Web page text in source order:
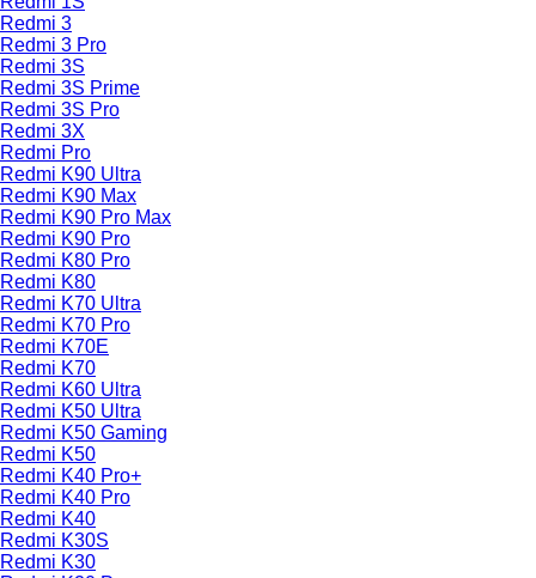
Redmi 3
Redmi 3 Pro
Redmi 3S
Redmi 3S Prime
Redmi 3S Pro
Redmi 3X
Redmi Pro
Redmi K90 Ultra
Redmi K90 Max
Redmi K90 Pro Max
Redmi K90 Pro
Redmi K80 Pro
Redmi K80
Redmi K70 Ultra
Redmi K70 Pro
Redmi K70E
Redmi K70
Redmi K60 Ultra
Redmi K50 Ultra
Redmi K50 Gaming
Redmi K50
Redmi K40 Pro+
Redmi K40 Pro
Redmi K40
Redmi K30S
Redmi K30